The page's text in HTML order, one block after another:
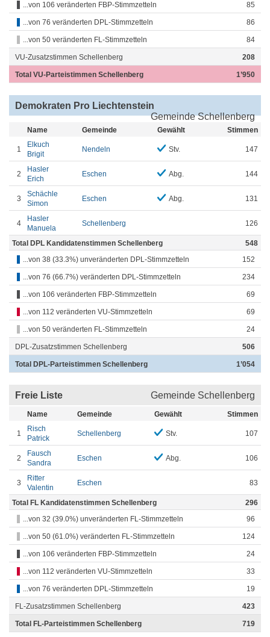
...von 106 veränderten FBP-Stimmzetteln 85
...von 76 veränderten DPL-Stimmzetteln 86
...von 50 veränderten FL-Stimmzetteln 84
VU-Zusatzstimmen Schellenberg 208
Total VU-Parteistimmen Schellenberg 1’950
Demokraten Pro Liechtenstein
Gemeinde Schellenberg
Name Gemeinde Gewählt Stimmen
1
Elkuch
Brigit
Nendeln Stv. 147
2
Hasler
Erich
Eschen Abg. 144
3
Schächle
Simon
Eschen Abg. 131
4
Hasler
Manuela
Schellenberg 126
Total DPL Kandidatenstimmen Schellenberg
548
...von 38 (33.3%) unveränderten DPL-Stimmzetteln
152
...von 76 (66.7%) veränderten DPL-Stimmzetteln 234
...von 106 veränderten FBP-Stimmzetteln 69
...von 112 veränderten VU-Stimmzetteln 69
...von 50 veränderten FL-Stimmzetteln 24
DPL-Zusatzstimmen Schellenberg 506
Total DPL-Parteistimmen Schellenberg 1’054
Freie Liste Gemeinde Schellenberg
Name Gemeinde Gewählt Stimmen
1
Risch
Patrick
Schellenberg Stv. 107
2
Fausch
Sandra
Eschen Abg. 106
3
Ritter
Valentin
Eschen 83
Total FL Kandidatenstimmen Schellenberg
296
...von 32 (39.0%) unveränderten FL-Stimmzetteln
96
...von 50 (61.0%) veränderten FL-Stimmzetteln 124
...von 106 veränderten FBP-Stimmzetteln 24
...von 112 veränderten VU-Stimmzetteln 33
...von 76 veränderten DPL-Stimmzetteln 19
FL-Zusatzstimmen Schellenberg 423
Total FL-Parteistimmen Schellenberg 719